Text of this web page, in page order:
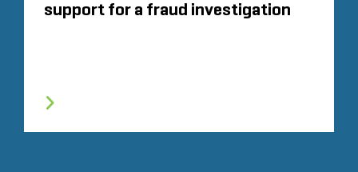
support for a fraud investigation